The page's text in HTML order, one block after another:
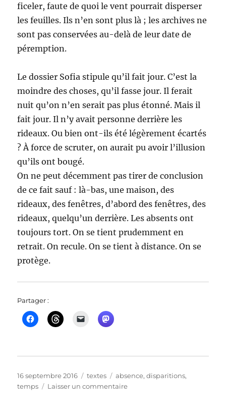
ficeler, faute de quoi le vent pourrait disperser
les feuilles. Ils n’en sont plus là ; les archives ne
sont pas conservées au-delà de leur date de
péremption.
Le dossier Sofia stipule qu’il fait jour. C’est la
moindre des choses, qu’il fasse jour. Il ferait
nuit qu’on n’en serait pas plus étonné. Mais il
fait jour. Il n’y avait personne derrière les
rideaux. Ou bien ont-ils été légèrement écartés
? À force de scruter, on aurait pu avoir l’illusion
qu’ils ont bougé.
On ne peut décemment pas tirer de conclusion
de ce fait sauf : là-bas, une maison, des
rideaux, des fenêtres, d’abord des fenêtres, des
rideaux, quelqu’un derrière. Les absents ont
toujours tort. On se tient prudemment en
retrait. On recule. On se tient à distance. On se
protège.
Partager :
Publié
le
16 septembre 2016 Catégories
textes Étiquettes
absence,disparitions,
temps
Laisser un commentairesur